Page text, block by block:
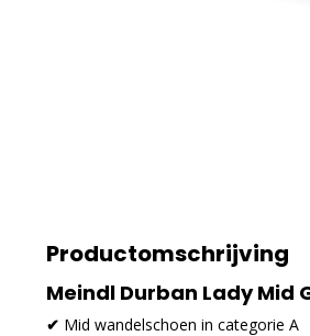
Productomschrijving
Meindl Durban Lady
✔ Mid wandelschoen in categorie A